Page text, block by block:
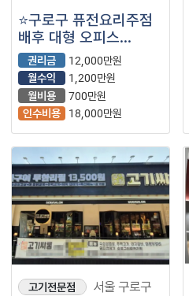
⭐구로구 퓨전요리주점
배후 대형 오피스
단지가 있고 역으로
이어지는 번화가에서
고매출 나오는
매장입니다.
권리금
12,000만원
월수익
1,200만원
월비용
700만원
인수비용
18,000만원
고기전문점 서울 구로구